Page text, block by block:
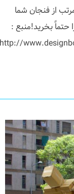
از فنجان شما
حتماً بخرید!منبع :
http://